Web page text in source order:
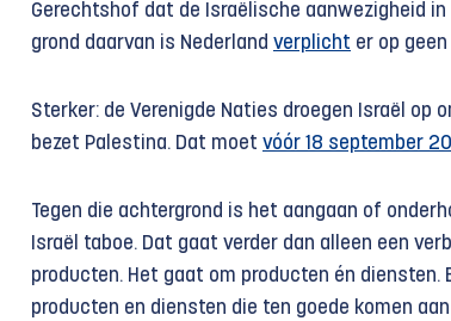
Gerechtshof dat de Israëlische aanwezigheid
grond daarvan is Nederland verplicht er op
Sterker: de Verenigde Naties droegen Israël op
bezet Palestina. Dat moet vóór 18 september
Tegen die achtergrond is het aangaan of
Israël taboe. Dat gaat verder dan alleen een
producten. Het gaat om producten én diensten.
producten en diensten die ten goede komen